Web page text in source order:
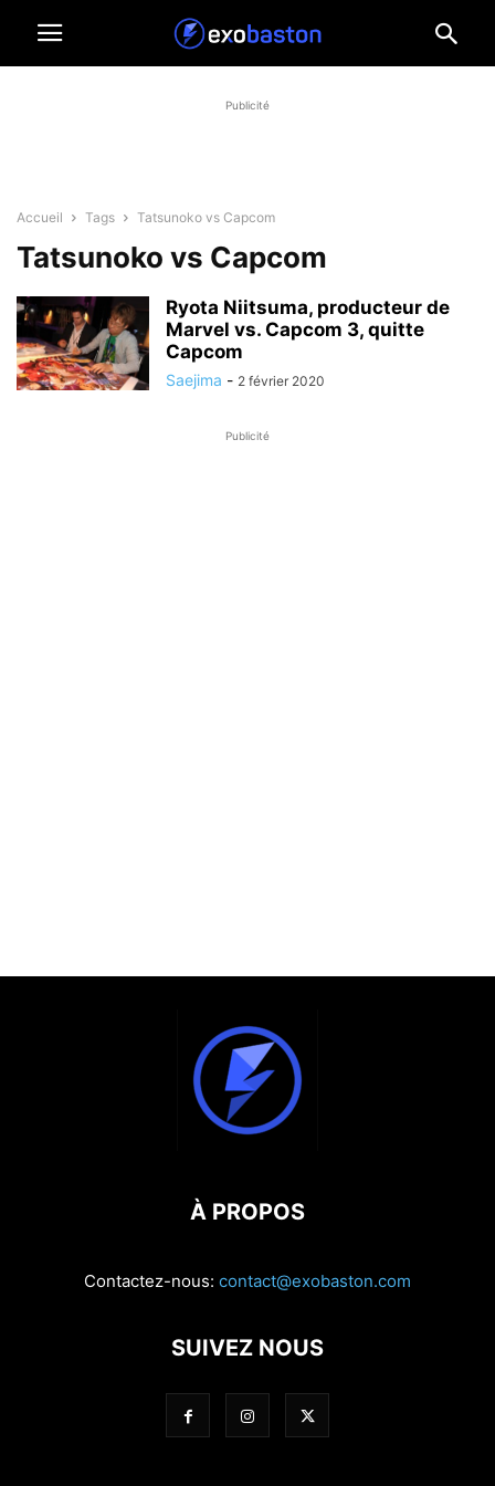
Publicité
Accueil Tags Tatsunoko vs Capcom
Tatsunoko vs Capcom
Ryota Niitsuma, producteur de
Marvel vs. Capcom 3, quitte
Capcom
Saejima - 2 février 2020
Publicité
À PROPOS
Contactez-nous: contact@exobaston.com
SUIVEZ NOUS